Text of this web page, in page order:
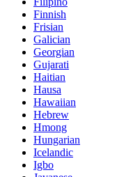
Finnish
Frisian
Galician
Georgian
Gujarati
Haitian
Hausa
Hawaiian
Hebrew
Hmong
Hungarian
Icelandic
Igbo